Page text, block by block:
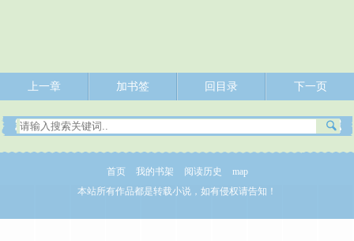
上一章 加书签 回目录 下一页
首页 我的书架 阅读历史
map
本站所有作品都是转载小说，如有侵权请告知！